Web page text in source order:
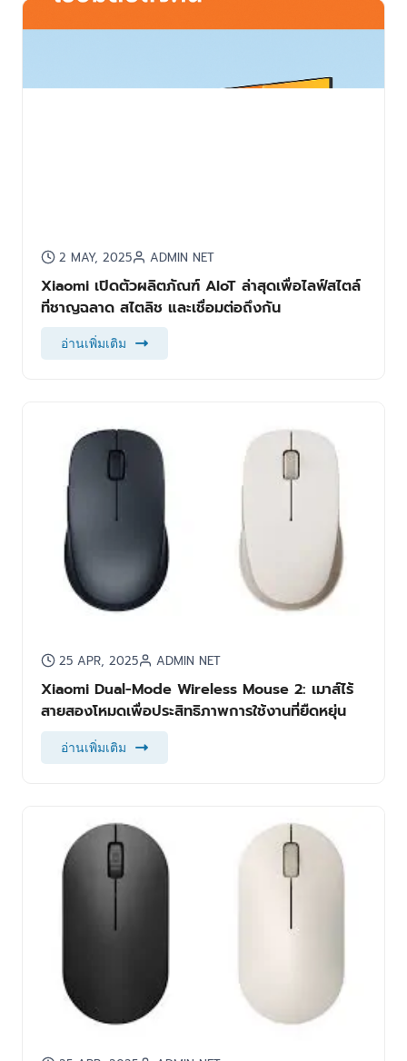
2 MAY, 2025 ADMIN NET
Xiaomi เปิดตัวผลิตภัณฑ์ AIoT ล่าสุดเพื่อไลฟ์สไตล์
ที่ชาญฉลาด สไตลิช และเชื่อมต่อถึงกัน
อ่านเพิ่มเติม
25 APR, 2025 ADMIN NET
Xiaomi Dual-Mode Wireless Mouse 2: เมาส์ไร้
สายสองโหมดเพื่อประสิทธิภาพการใช้งานที่ยืดหยุ่น
อ่านเพิ่มเติม